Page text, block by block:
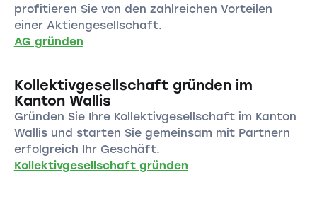
profitieren Sie von den zahlreichen Vorteilen
einer Aktiengesellschaft.
AG gründen
Kollektivgesellschaft gründen im
Kanton Wallis
Gründen Sie Ihre Kollektivgesellschaft im Kanton
Wallis und starten Sie gemeinsam mit Partnern
erfolgreich Ihr Geschäft.
Kollektivgesellschaft gründen